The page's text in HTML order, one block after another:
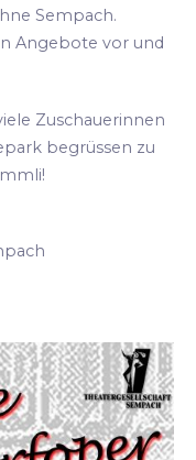
Sempach.
Angebote vor und
Zuschauerinnen
begrüssen zu